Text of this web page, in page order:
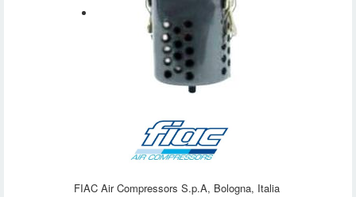
FIAC Air Compressors S.p.A, Bologna, Italia